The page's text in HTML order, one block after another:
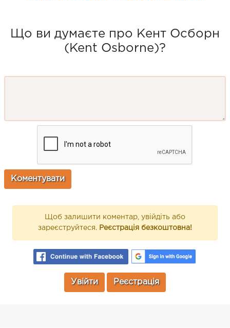
Що ви думаєте про Кент Осборн
(Kent Osborne)?
Щоб залишити коментар, увійдіть або
зареєструйтеся. Реєстрація безкоштовна!
Увійти Реєстрація